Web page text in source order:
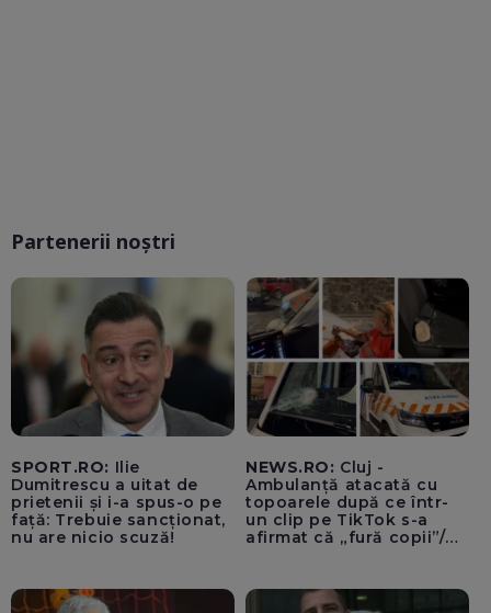
Partenerii noștri
SPORT.RO: Ilie
Dumitrescu a uitat de
prietenii și i-a spus-o pe
față: Trebuie sancționat,
nu are nicio scuză!
NEWS.RO: Cluj -
Ambulanță atacată cu
topoarele după ce într-
un clip pe TikTok s-a
afirmat că „fură copii”/
cioburile parbrizului
spart - FOTO, VIDEO